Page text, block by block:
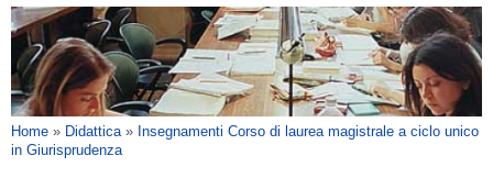
SERVIZI
Tu sei qui
Home » Didattica» Insegnamenti Corso di laurea magistrale a ciclo unico
in Giurisprudenza